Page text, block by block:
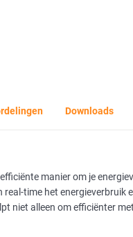
Downloads
manier om je
time het energieverbruik
niet alleen om efficiënter